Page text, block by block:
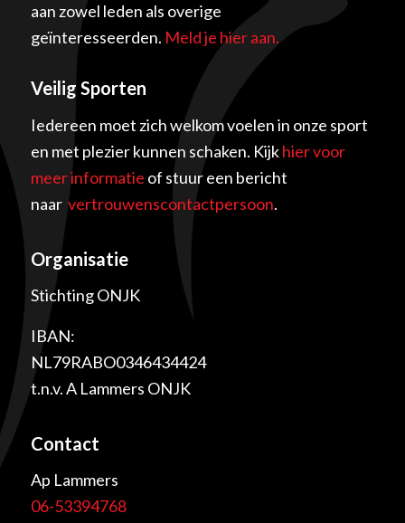
aan zowel leden als overige
geïnteresseerden. Meld je hier aan.
Veilig Sporten
Iedereen moet zich welkom voelen in onze sport
en met plezier kunnen schaken. Kijkhier voor
meer informatie of stuur een bericht
naar vertrouwenscontactpersoon.
Organisatie
Stichting ONJK
IBAN:
NL79RABO0346434424
t.n.v. A Lammers ONJK
Contact
Ap Lammers
06-53394768